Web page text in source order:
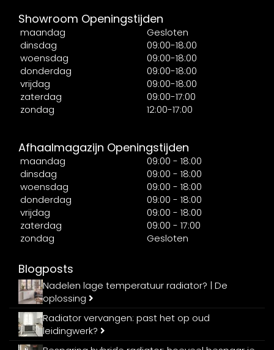
Showroom Openingstijden
maandag
Gesloten
dinsdag
09:00-18:00
woensdag
09:00-18:00
donderdag
09:00-18:00
vrijdag
09:00-18:00
zaterdag
09:00-17:00
zondag
12:00-17:00
Afhaalmagazijn Openingstijden
maandag
09:00 - 18:00
dinsdag
09:00 - 18:00
woensdag
09:00 - 18:00
donderdag
09:00 - 18:00
vrijdag
09:00 - 18:00
zaterdag
09:00 - 17:00
zondag
Gesloten
Blogposts
Nadelen lage temperatuur radiator? | De
oplossing
Radiator vervangen: past het op oud
leidingwerk?